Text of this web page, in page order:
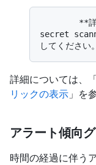
secret
詳細については、
リックの表示 」を
アラート傾向
時間の経過に伴う